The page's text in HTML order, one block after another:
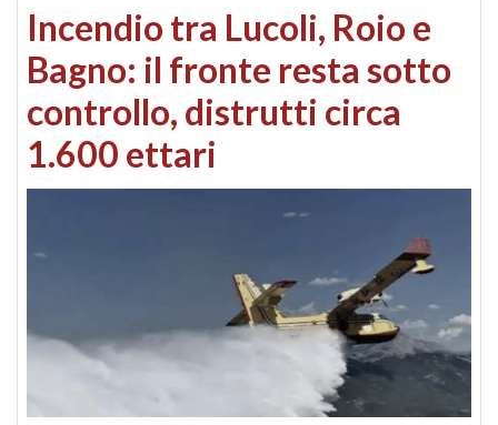
Incendio tra Lucoli, Roio e
Bagno: il fronte resta sotto
controllo, distrutti circa
1.600 ettari